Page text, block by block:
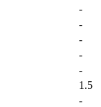
-
-
-
-
-
1.5
-